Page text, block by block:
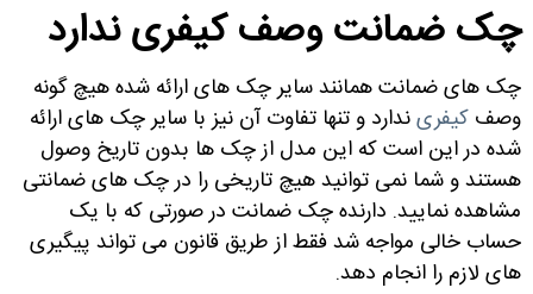
چک ضمانت وصف کیفری ندارد
چک های ضمانت همانند سایر چک های ارائه شده هیچ گونه
وصف کیفریندارد و تنها تفاوت آن نیز با سایر چک های ارائه
شده در این است که این مدل از چک ها بدون تاریخ وصول
هستند و شما نمی توانید هیچ تاریخی را در چک های ضمانتی
مشاهده نمایید. دارنده چک ضمانت در صورتی که با یک
حساب خالی مواجه شد فقط از طریق قانون می تواند پیگیری
های لازم را انجام دهد.